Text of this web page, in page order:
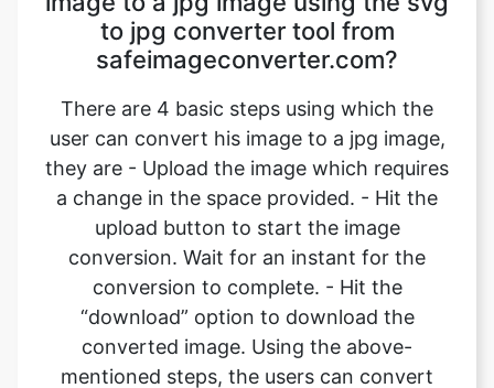
There are 4 basic steps using which the
user can convert his image to a jpg image,
they are - Upload the image which requires
a change in the space provided. - Hit the
upload button to start the image
conversion. Wait for an instant for the
conversion to complete. - Hit the
“download” option to download the
converted image. Using the above-
mentioned steps, the users can convert
their images from bmp format to jpg
format.